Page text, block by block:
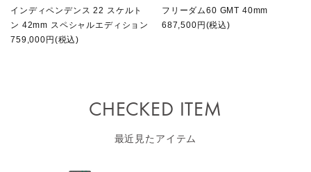
インディペンデンス 22 スケルト
ン 42mm スペシャルエディション
759,000円(税込)
フリーダム60 GMT 40mm
687,500円(税込)
CHECKED ITEM
最近見たアイテム